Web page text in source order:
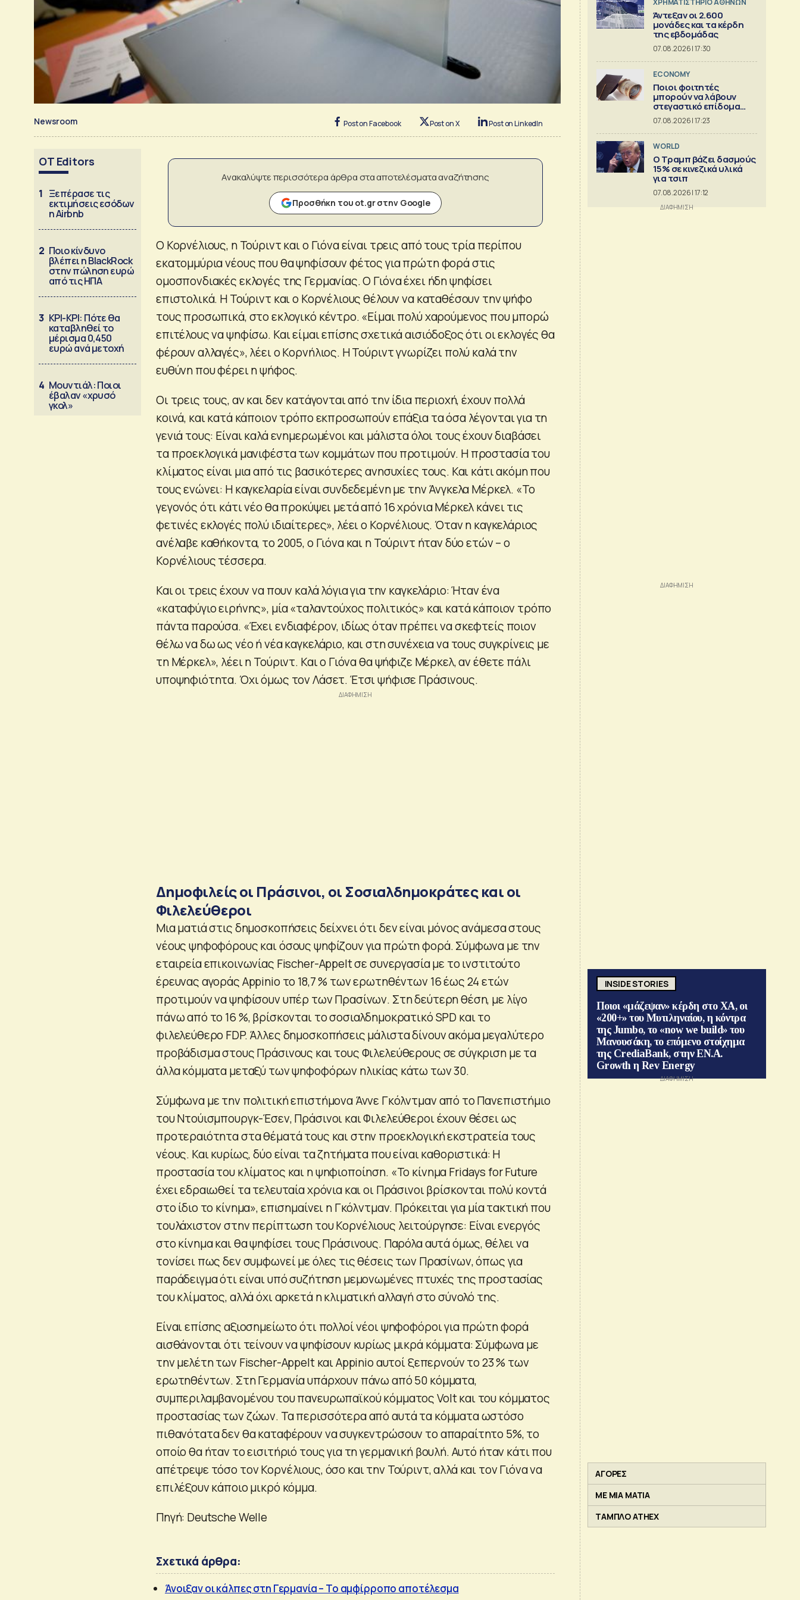
Newsroom Post on Facebook Post on X Post on LinkedIn
OT Editors
1 Ξεπέρασε τις
εκτιμήσεις εσόδων
η Airbnb
2 Ποιο κίνδυνο
βλέπει η BlackRock
στην πώληση ευρώ
από τις ΗΠΑ
3 ΚΡΙ-ΚΡΙ: Πότε θα
καταβληθεί το
μέρισμα 0,450
ευρώ ανά μετοχή
4 Μουντιάλ: Ποιοι
έβαλαν «χρυσό
γκολ»
Ανακαλύψτε περισσότερα άρθρα στα αποτελέσματα αναζήτησης
Προσθήκη του ot.gr στην Google
Ο Κορνέλιους, η Τούριντ και ο Γιόνα είναι τρεις από τους τρία περίπου
εκατομμύρια νέους που θα ψηφίσουν φέτος για πρώτη φορά στις
ομοσπονδιακές εκλογές της Γερμανίας. Ο Γιόνα έχει ήδη ψηφίσει
επιστολικά. Η Τούριντ και ο Κορνέλιους θέλουν να καταθέσουν την ψήφο
τους προσωπικά, στο εκλογικό κέντρο. «Είμαι πολύ χαρούμενος που μπορώ
επιτέλους να ψηφίσω. Και είμαι επίσης σχετικά αισιόδοξος ότι οι εκλογές θα
φέρουν αλλαγές», λέει ο Κορνήλιος. Η Τούριντ γνωρίζει πολύ καλά την
ευθύνη που φέρει η ψήφος.
Οι τρεις τους, αν και δεν κατάγονται από την ίδια περιοχή, έχουν πολλά
κοινά, και κατά κάποιον τρόπο εκπροσωπούν επάξια τα όσα λέγονται για τη
γενιά τους: Είναι καλά ενημερωμένοι και μάλιστα όλοι τους έχουν διαβάσει
τα προεκλογικά μανιφέστα των κομμάτων που προτιμούν. Η προστασία του
κλίματος είναι μια από τις βασικότερες ανησυχίες τους. Και κάτι ακόμη που
τους ενώνει: Η καγκελαρία είναι συνδεδεμένη με την Άνγκελα Μέρκελ. «Το
γεγονός ότι κάτι νέο θα προκύψει μετά από 16 χρόνια Μέρκελ κάνει τις
φετινές εκλογές πολύ ιδιαίτερες», λέει ο Κορνέλιους. Όταν η καγκελάριος
ανέλαβε καθήκοντα, το 2005, ο Γιόνα και η Τούριντ ήταν δύο ετών – ο
Κορνέλιους τέσσερα.
Και οι τρεις έχουν να πουν καλά λόγια για την καγκελάριο: Ήταν ένα
«καταφύγιο ειρήνης», μία «ταλαντούχος πολιτικός» και κατά κάποιον τρόπο
πάντα παρούσα. «Έχει ενδιαφέρον, ιδίως όταν πρέπει να σκεφτείς ποιον
θέλω να δω ως νέο ή νέα καγκελάριο, και στη συνέχεια να τους συγκρίνεις με
τη Μέρκελ», λέει η Τούριντ. Και ο Γιόνα θα ψήφιζε Μέρκελ, αν έθετε πάλι
υποψηφιότητα. Όχι όμως τον Λάσετ. Έτσι ψήφισε Πράσινους.
Δημοφιλείς οι Πράσινοι, οι Σοσιαλδημοκράτες και οι
Φιλελεύθεροι
Μια ματιά στις δημοσκοπήσεις δείχνει ότι δεν είναι μόνος ανάμεσα στους
νέους ψηφοφόρους και όσους ψηφίζουν για πρώτη φορά. Σύμφωνα με την
εταιρεία επικοινωνίας Fischer-Appelt σε συνεργασία με το ινστιτούτο
έρευνας αγοράς Appinio το 18,7 % των ερωτηθέντων 16 έως 24 ετών
προτιμούν να ψηφίσουν υπέρ των Πρασίνων. Στη δεύτερη θέση, με λίγο
πάνω από το 16 %, βρίσκονται το σοσιαλδημοκρατικό SPD και το
φιλελεύθερο FDP. Άλλες δημοσκοπήσεις μάλιστα δίνουν ακόμα μεγαλύτερο
προβάδισμα στους Πράσινους και τους Φιλελεύθερους σε σύγκριση με τα
άλλα κόμματα μεταξύ των ψηφοφόρων ηλικίας κάτω των 30.
Σύμφωνα με την πολιτική επιστήμονα Άννε Γκόλντμαν από το Πανεπιστήμιο
του Ντούισμπουργκ-Έσεν, Πράσινοι και Φιλελεύθεροι έχουν θέσει ως
προτεραιότητα στα θέματά τους και στην προεκλογική εκστρατεία τους
νέους. Και κυρίως, δύο είναι τα ζητήματα που είναι καθοριστικά: Η
προστασία του κλίματος και η ψηφιοποίηση. «Το κίνημα Fridays for Future
έχει εδραιωθεί τα τελευταία χρόνια και οι Πράσινοι βρίσκονται πολύ κοντά
στο ίδιο το κίνημα», επισημαίνει η Γκόλντμαν. Πρόκειται για μία τακτική που
τουλάχιστον στην περίπτωση του Κορνέλιους λειτούργησε: Είναι ενεργός
στο κίνημα και θα ψηφίσει τους Πράσινους. Παρόλα αυτά όμως, θέλει να
τονίσει πως δεν συμφωνεί με όλες τις θέσεις των Πρασίνων, όπως για
παράδειγμα ότι είναι υπό συζήτηση μεμονωμένες πτυχές της προστασίας
του κλίματος, αλλά όχι αρκετά η κλιματική αλλαγή στο σύνολό της.
Είναι επίσης αξιοσημείωτο ότι πολλοί νέοι ψηφοφόροι για πρώτη φορά
αισθάνονται ότι τείνουν να ψηφίσουν κυρίως μικρά κόμματα: Σύμφωνα με
την μελέτη των Fischer-Appelt και Appinio αυτοί ξεπερνούν το 23 % των
ερωτηθέντων. Στη Γερμανία υπάρχουν πάνω από 50 κόμματα,
συμπεριλαμβανομένου του πανευρωπαϊκού κόμματος Volt και του κόμματος
προστασίας των ζώων. Τα περισσότερα από αυτά τα κόμματα ωστόσο
πιθανότατα δεν θα καταφέρουν να συγκεντρώσουν το απαραίτητο 5%, το
οποίο θα ήταν το εισιτήριό τους για τη γερμανική βουλή. Αυτό ήταν κάτι που
απέτρεψε τόσο τον Κορνέλιους, όσο και την Τούριντ, αλλά και τον Γιόνα να
επιλέξουν κάποιο μικρό κόμμα.
Πηγή: Deutsche Welle
Σχετικά άρθρα:
Άνοιξαν οι κάλπες στη Γερμανία – Το αμφίρροπο αποτέλεσμα
XΡΗΜΑΤΙΣΤΗΡΙΟ ΑΘΗΝΩΝ
Άντεξαν οι 2.600
μονάδες και τα κέρδη
της εβδομάδας
07.08.2026 | 17:30
ECONOMY
Ποιοι φοιτητές
μπορούν να λάβουν
στεγαστικό επίδομα
εως 2.500 ευρώ
07.08.2026 | 17:23
WORLD
Ο Τραμπ βάζει δασμούς
15% σε κινεζικά υλικά
για τσιπ
07.08.2026 | 17:12
INSIDE STORIES
Ποιοι «μάζεψαν» κέρδη στο ΧΑ, οι
«200+» του Μυτιληναίου, η κόντρα
της Jumbo, το «now we build» του
Μανουσάκη, το επόμενο στοίχημα
της CrediaBank, στην ΕΝ.Α.
Growth η Rev Energy
ΑΓΟΡΕΣ
ΜΕ ΜΙΑ ΜΑΤΙΑ
ΤΑΜΠΛΟ ATHEX